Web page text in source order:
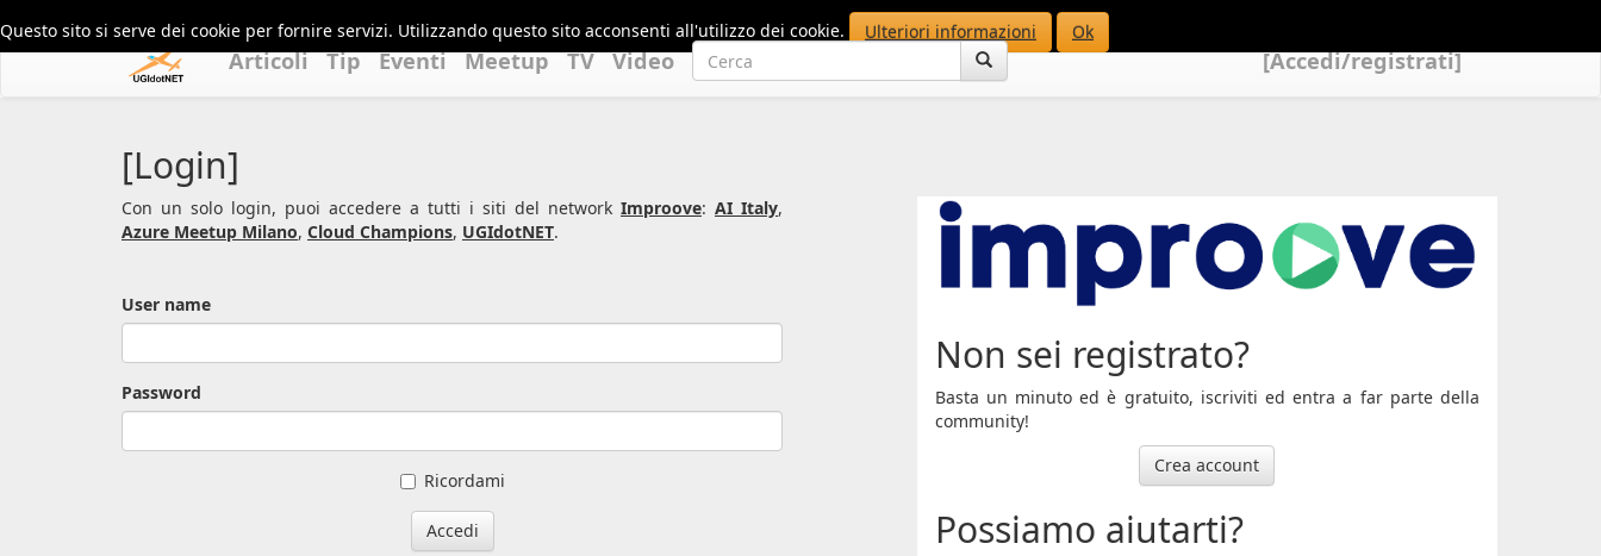
Questo sito si serve dei cookie per fornire servizi. Utilizzando questo sito acconsenti all'utilizzo dei cookie. Ulteriori informazioni Ok
Articoli Tip Eventi Meetup TV Video [Accedi/registrati]
[Login]
Con un solo login, puoi accedere a tutti i siti del network Improove: AI Italy,
Azure Meetup Milano, Cloud Champions, UGIdotNET.
User name
Password
Ricordami
Accedi
Non sei registrato?
Basta un minuto ed è gratuito, iscriviti ed entra a far parte della
community!
Crea account
Possiamo aiutarti?